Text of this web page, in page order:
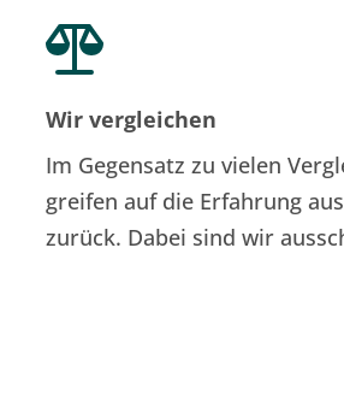
Wir vergleichen
﻿Im Gegensatz zu vielen
greifen auf die Erfahrung
zurück. Dabei sind wir